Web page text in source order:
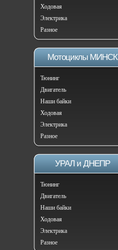
Ходовая
Электрика
Разное
Мотоциклы МИНСК
Тюнинг
Двигатель
Наши байки
Ходовая
Электрика
Разное
УРАЛ и ДНЕПР
Тюнинг
Двигатель
Наши байки
Ходовая
Электрика
Разное